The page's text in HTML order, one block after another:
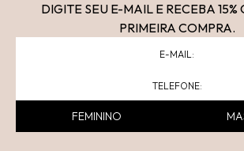
DIGITE SEU E-MAIL E RECEBA 15%
PRIMEIRA COMPRA.
FEMININO